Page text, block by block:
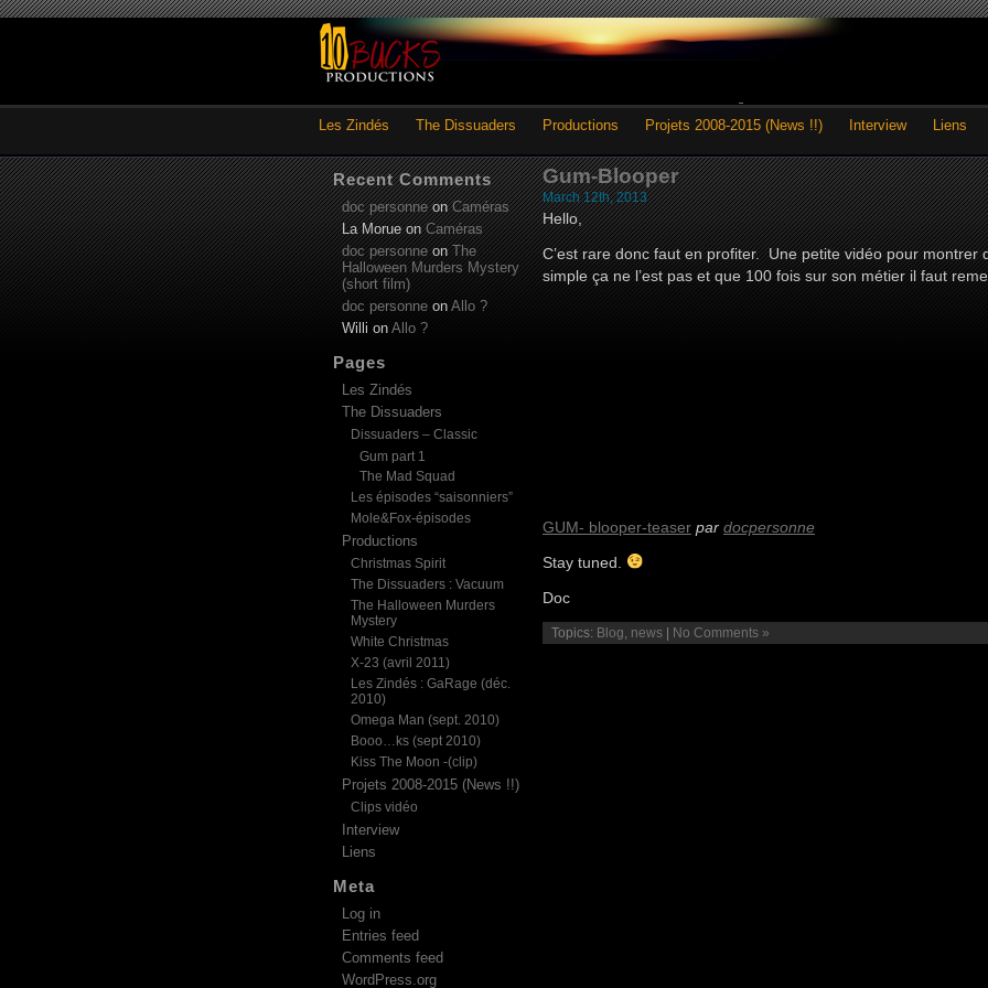
Les Zindés The Dissuaders Productions Projets 2008-2015 (News !!) Interview Liens
Gum-Blooper
March 12th, 2013
Hello,
C’est rare donc faut en profiter. Une petite vidéo pour montrer
simple ça ne l’est pas et que 100 fois sur son métier il faut
GUM- blooper-teaser par docpersonne
Stay tuned.
Doc
Topics: Blog news No Comments »
Recent Comments
doc personneonCaméras
La MorueonCaméras
doc personneonThe
Halloween Murders Mystery
(short film)
doc personne on Allo ?
Willi on Allo ?
Pages
Les Zindés
The Dissuaders
Dissuaders – Classic
Gum part 1
The Mad Squad
Les épisodes “saisonniers”
Mole&Fox-épisodes
Productions
Christmas Spirit
The Dissuaders : Vacuum
The Halloween Murders
Mystery
White Christmas
X-23 (avril 2011)
Les Zindés : GaRage (déc.
2010)
Omega Man (sept. 2010)
Booo…ks (sept 2010)
Kiss The Moon -(clip)
Projets 2008-2015 (News !!)
Clips vidéo
Interview
Liens
Meta
Log in
Entries feed
Comments feed
WordPress.org